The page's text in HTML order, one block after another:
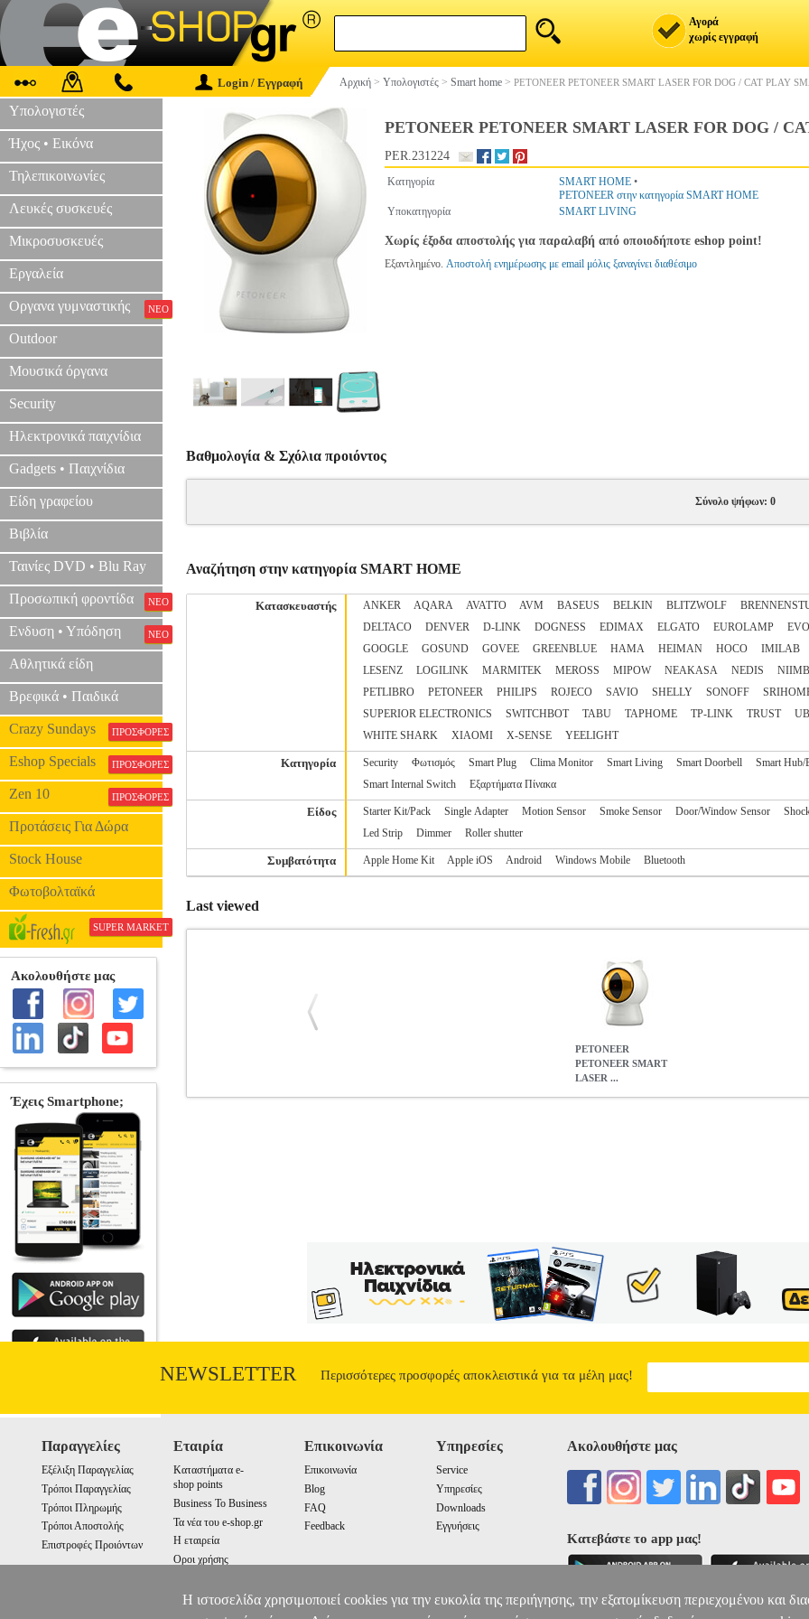
Αγορά
χωρίς εγγραφή
Login / Εγγραφή Αρχική > Υπολογιστές > Smart home > PETONEER PETONEER SMART LASER FOR DOG / CAT PLAY
Υπολογιστές
Ήχος • Εικόνα
Τηλεπικοινωνίες
Λευκές συσκευές
Μικροσυσκευές
Εργαλεία
Οργανα γυμναστικής ΝΕΟ
Outdoor
Μουσικά όργανα
Security
Ηλεκτρονικά παιχνίδια
Gadgets • Παιχνίδια
Είδη γραφείου
Βιβλία
Ταινίες DVD • Blu Ray
Προσωπική φροντίδα ΝΕΟ
Ενδυση • Υπόδηση ΝΕΟ
Αθλητικά είδη
Βρεφικά • Παιδικά
Crazy Sundays ΠΡΟΣΦΟΡΕΣ
Eshop Specials ΠΡΟΣΦΟΡΕΣ
Zen 10 ΠΡΟΣΦΟΡΕΣ
Προτάσεις Για Δώρα
Stock House
Φωτοβολταϊκά
SUPER MARKET
PETONEER PETONEER SMART LASER FOR DOG /
PER.231224
Κατηγορία SMART HOME •
PETONEER στην κατηγορία SMART HOME
Υποκατηγορία
SMART LIVING
Χωρίς έξοδα αποστολής για παραλαβή από οποιοδήποτε eshop point!
Εξαντλημένο. Αποστολή ενημέρωσης με email μόλις ξαναγίνει διαθέσιμο
Βαθμολογία & Σχόλια προιόντος
Σύνολο ψήφων: 0
Αναζήτηση στην κατηγορία SMART HOME
Κατασκευαστής ANKER AQARA AVATTO AVM BASEUS BELKIN BLITZWOLF
DELTACO
DENVER D-LINK DOGNESS EDIMAX ELGATO EUROLAMP
GOOGLE
GOSUND GOVEE GREENBLUE HAMA HEIMAN HOCO IMILAB
LESENZ
LOGILINK MARMITEK MEROSS MIPOW NEAKASA NEDIS
PETLIBRO
PETONEER PHILIPS ROJECO SAVIO SHELLY SONOFF
SUPERIOR ELECTRONICS
SWITCHBOT TABU TAPHOME TP-LINK TRUST
WHITE SHARK
XIAOMI X-SENSE YEELIGHT
Κατηγορία Security Φωτισμός Smart Plug Clima Monitor Smart Living Smart Doorbell Smart Hub/
Smart Internal Switch
Εξαρτήματα Πίνακα
Είδος Starter Kit/Pack Single Adapter Motion Sensor Smoke Sensor Door/Window Sensor
Led Strip
Dimmer Roller shutter
Συμβατότητα Apple Home Kit Apple iOS Android Windows Mobile Bluetooth
Last viewed
PETONEER
PETONEER SMART
LASER ...
NEWSLETTER Περισσότερες προσφορές αποκλειστικά για τα μέλη μας!
Παραγγελίες
Εξέλιξη Παραγγελίας
Τρόποι Παραγγελίας
Τρόποι Πληρωμής
Τρόποι Αποστολής
Επιστροφές Προιόντων
Εταιρία
Καταστήματα e-
shop points
Business To Business
Τα νέα του e-shop.gr
Η εταιρεία
Οροι χρήσης
Επικοινωνία
Επικοινωνία
Blog
FAQ
Feedback
Υπηρεσίες
Service
Υπηρεσίες
Downloads
Εγγυήσεις
Ακολουθήστε μας
Κατεβάστε το app μας!
Η ιστοσελίδα χρησιμοποιεί cookies για την ευκολία της περιήγησης, την εξατομίκευση περιεχομένου και